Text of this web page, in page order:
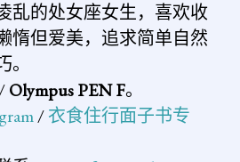
乱的处女座女生，喜欢收
惰但爱美，追求简单自然
Olympus PEN F。
/衣食住行面子书专